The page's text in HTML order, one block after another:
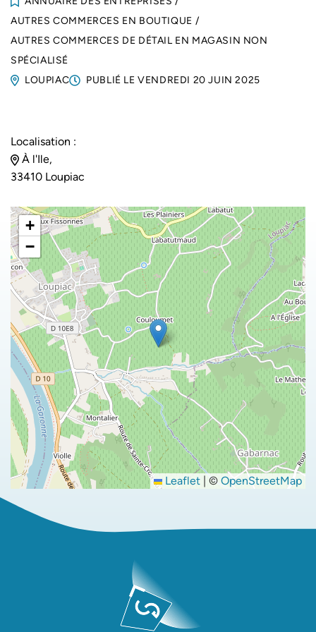
AUTRES COMMERCES EN BOUTIQUE /
AUTRES COMMERCES DE DÉTAIL EN MAGASIN NON
SPÉCIALISÉ
LOUPIAC
PUBLIÉ LEVENDREDI 20 JUIN 2025
Localisation :
À l'Ile,
33410 Loupiac
+
−
Leaflet | © OpenStreetMap